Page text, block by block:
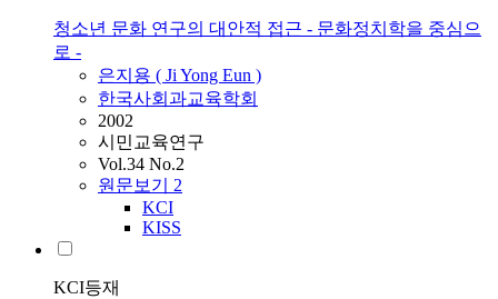
청소년 문화 연구의 대안적 접근 - 문화정치학을 중심으
로 -
은지용 ( Ji Yong Eun )
한국사회과교육학회
2002
시민교육연구
Vol.34 No.2
원문보기 2
KCI
KISS
KCI등재